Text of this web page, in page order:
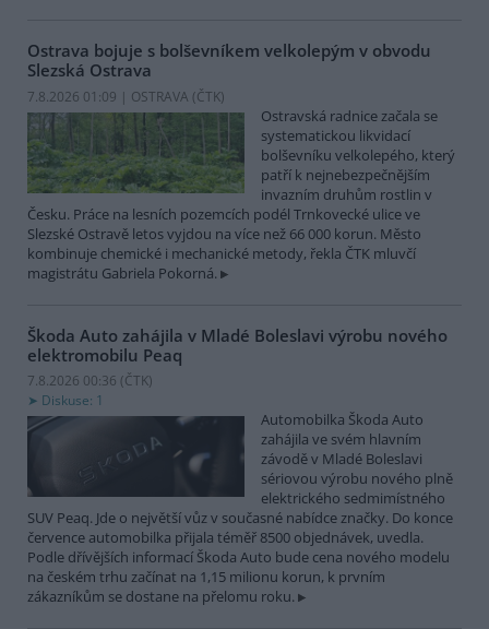
Ostrava bojuje s bolševníkem velkolepým v obvodu
Slezská Ostrava
7.8.2026 01:09 | OSTRAVA (ČTK)
Ostravská radnice začala se
systematickou likvidací
bolševníku velkolepého, který
patří k nejnebezpečnějším
invazním druhům rostlin v
Česku. Práce na lesních pozemcích podél Trnkovecké ulice ve
Slezské Ostravě letos vyjdou na více než 66 000 korun. Město
kombinuje chemické i mechanické metody, řekla ČTK mluvčí
magistrátu Gabriela Pokorná.
Škoda Auto zahájila v Mladé Boleslavi výrobu nového
elektromobilu Peaq
7.8.2026 00:36 (ČTK)
Diskuse: 1
Automobilka Škoda Auto
zahájila ve svém hlavním
závodě v Mladé Boleslavi
sériovou výrobu nového plně
elektrického sedmimístného
SUV Peaq. Jde o největší vůz v současné nabídce značky. Do konce
července automobilka přijala téměř 8500 objednávek, uvedla.
Podle dřívějších informací Škoda Auto bude cena nového modelu
na českém trhu začínat na 1,15 milionu korun, k prvním
zákazníkům se dostane na přelomu roku.